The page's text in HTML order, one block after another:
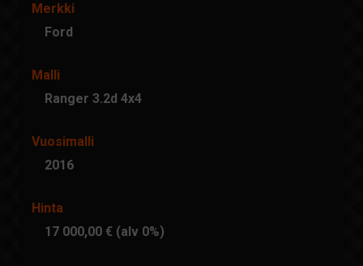
Merkki
Ford
Malli
Ranger 3.2d 4x4
Vuosimalli
2016
Hinta
17 000,00 € (alv 0%)